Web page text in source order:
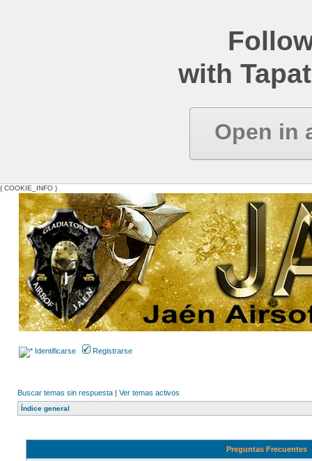
with
Open in
{ COOKIE_INFO }
Identificarse Registrarse
Buscar temas sin respuesta | Ver temas activos
Índice general
Preguntas Frecuentes